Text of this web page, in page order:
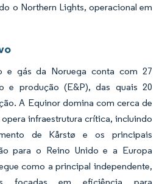
o Northern Lights, operacional em
e gás da Noruega conta com 27
e produção (E&P), das quais 20
A Equinor domina com cerca de
infraestrutura crítica, incluindo
de Kårstø e os principais
para o Reino Unido e a Europa
como a principal independente,